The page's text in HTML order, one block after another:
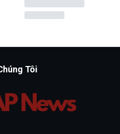
Tôi